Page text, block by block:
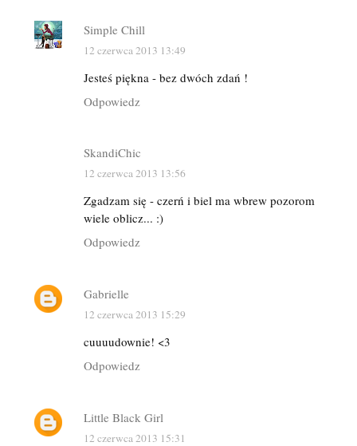
Simple Chill
12 czerwca 2013 13:49
Jesteś piękna - bez dwóch zdań !
Odpowiedz
SkandiChic
12 czerwca 2013 13:56
Zgadzam się - czerń i biel ma wbrew pozorom
wiele oblicz... :)
Odpowiedz
Gabrielle
12 czerwca 2013 15:29
cuuuudownie! <3
Odpowiedz
Little Black Girl
12 czerwca 2013 15:31